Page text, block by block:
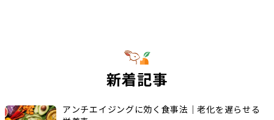
新着記事
アンチエイジングに効く食事法｜老化を遅らせる